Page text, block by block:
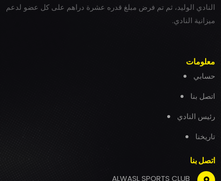
النادي الوليد، ثم تم فرض مبلغ قدره عشرة دراهم على كل عضو لدعم
ميزانية النادي.
معلومات
حسابي
اتصل بنا
رئيس النادي
تاريخنا
اتصل بنا
ALWASL SPORTS CLUB